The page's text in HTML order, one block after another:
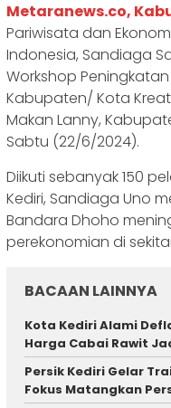
Metaranews.co,
Pariwisata dan
Indonesia, Sandiaga
Workshop
Kabupaten/ Kota
Makan Lanny,
Sabtu (22/6/2024).
Diikuti sebanyak 150
Kediri, Sandiaga Uno
Bandara Dhoho
perekonomian di
BACAAN LAINNYA
Kota Kediri Alami
Harga Cabai Rawit
Persik Kediri Gelar
Fokus Matangkan